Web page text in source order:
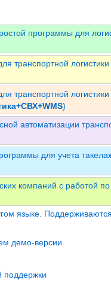
программы для
транспортной логистики
транспортной логистики
)
автоматизации
для учета
компаний с работой
языке.
демо-версии
поддержки